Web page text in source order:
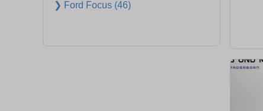
❯ Ford Focus (46)